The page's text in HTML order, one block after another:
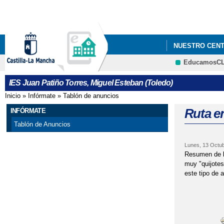
NUESTRO
IES Juan Patiño Torres, Miguel Esteban (Toledo)
Se encuentra usted aquí
Inicio » Infórmate » Tablón de anuncios
INFÓRMATE
Tablón de Anuncios
Ruta
Lunes, 13
Resumen
muy
este tipo de